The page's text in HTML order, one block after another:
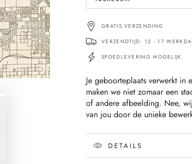
missing:
GRATIS VERZENDING
VERZENDTIJD: 12 - 17
SPOEDLEVERING MOGELIJK
Je geboorteplaats verwerkt
maken we niet zomaar een
of andere afbeelding. Nee,
van jou door de unieke
DETAILS